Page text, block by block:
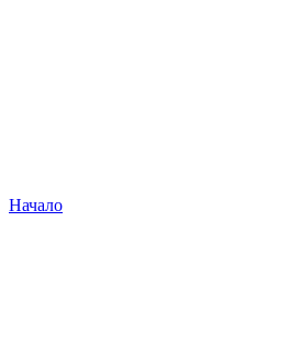
Начало